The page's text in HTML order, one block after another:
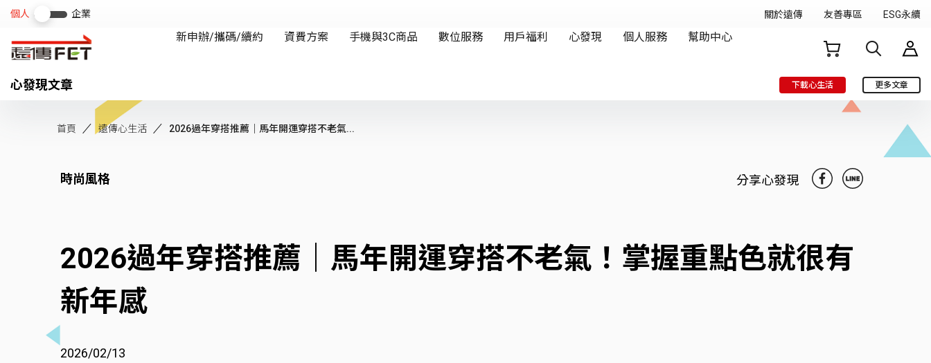
心發現文章 下載心生活 更多文章
首頁 遠傳心生活 2026過年穿搭推薦｜馬年開運穿搭不老氣...
時尚風格 分享心發現
2026過年穿搭推薦｜馬年開運穿搭不老氣！掌握重點色就很有
新年感
2026/02/13